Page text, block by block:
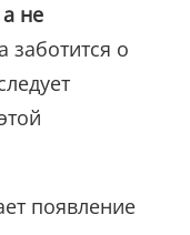
не
заботится о
появление